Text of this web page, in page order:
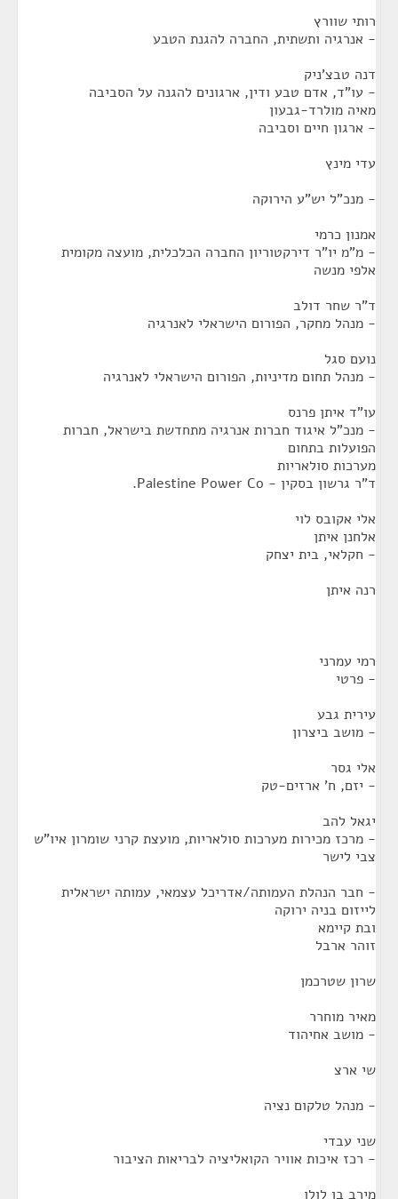
רותי שוורץ
- אנרגיה ותשתית, החברה להגנת הטבע
דנה טבצ'ניק
- עו"ד, אדם טבע ודין, ארגונים להגנה על הסביבה
מאיה מולרד-גבעון
- ארגון חיים וסביבה
עדי מינץ
- מנכ"ל יש"ע הירוקה
אמנון כרמי
- מ"מ יו"ר דירקטוריון החברה הכלכלית, מועצה מקומית
אלפי מנשה
ד"ר שחר דולב
- מנהל מחקר, הפורום הישראלי לאנרגיה
נועם סגל
- מנהל תחום מדיניות, הפורום הישראלי לאנרגיה
עו"ד איתן פרנס
- מנכ"ל איגוד חברות אנרגיה מתחדשת בישראל, חברות
הפועלות בתחום
מערכות סולאריות
ד"ר גרשון בסקין - Palestine Power Co.
אלי אקובס לוי
אלחנן איתן
- חקלאי, בית יצחק
רנה איתן
רמי עמרני
- פרטי
עירית גבע
- מושב ביצרון
אלי גסר
- יזם, ח' ארזים-טק
יגאל להב
- מרכז מכירות מערכות סולאריות, מועצת קרני שומרון איו"ש
צבי לישר
- חבר הנהלת העמותה/אדריכל עצמאי, עמותה ישראלית
לייזום בניה ירוקה
ובת קיימא
זוהר ארבל
שרון שטרכמן
מאיר מוחרר
- מושב אחיהוד
שי ארצ
- מנהל טלקום נציה
שני עבדי
- רכז איכות אוויר הקואליציה לבריאות הציבור
מירב בן לולו